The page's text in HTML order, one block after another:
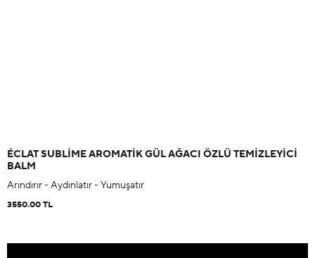
ÉCLAT SUBLIME AROMATIK GÜL AĞACI ÖZLÜ TEMIZLEYICI
BALM
Arındırır - Aydınlatır - Yumuşatır
3550.00 TL